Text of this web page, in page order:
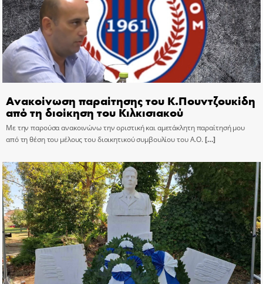
Ανακοίνωση παραίτησης του Κ.Πουντζουκίδη
από τη διοίκηση του Κιλκισιακού
Με την παρούσα ανακοινώνω την οριστική και αμετάκλητη παραίτησή μου
από τη θέση του μέλους του διοικητικού συμβουλίου του Α.Ο.[…]